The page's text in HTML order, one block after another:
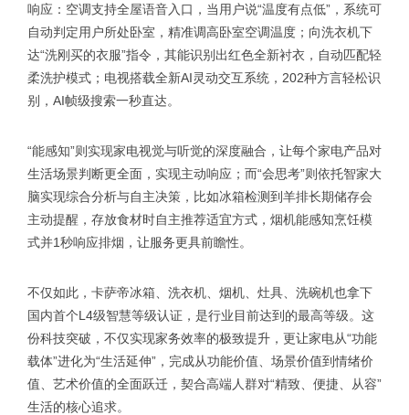
响应：空调支持全屋语音入口，当用户说“温度有点低”，系统可
自动判定用户所处卧室，精准调高卧室空调温度；向洗衣机下
达“洗刚买的衣服”指令，其能识别出红色全新衬衣，自动匹配轻
柔洗护模式；电视搭载全新AI灵动交互系统，202种方言轻松识
别，AI帧级搜索一秒直达。
“能感知”则实现家电视觉与听觉的深度融合，让每个家电产品对
生活场景判断更全面，实现主动响应；而“会思考”则依托智家大
脑实现综合分析与自主决策，比如冰箱检测到羊排长期储存会
主动提醒，存放食材时自主推荐适宜方式，烟机能感知烹饪模
式并1秒响应排烟，让服务更具前瞻性。
不仅如此，卡萨帝冰箱、洗衣机、烟机、灶具、洗碗机也拿下
国内首个L4级智慧等级认证，是行业目前达到的最高等级。这
份科技突破，不仅实现家务效率的极致提升，更让家电从“功能
载体”进化为“生活延伸”，完成从功能价值、场景价值到情绪价
值、艺术价值的全面跃迁，契合高端人群对“精致、便捷、从容”
生活的核心追求。